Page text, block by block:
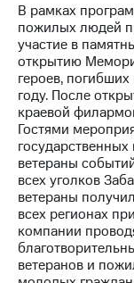
Контакты
Медиа-центр
Пресс-
релизы
МТС
о
В рамках
пожилых людей
участие в
открытию
героев,
году. После
краевой
Гостями
ветераны
всех уголков
ветераны
всех регионах
компании
ветеранов и